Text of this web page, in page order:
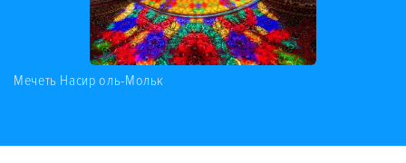
Мечеть Насир оль-Мольк